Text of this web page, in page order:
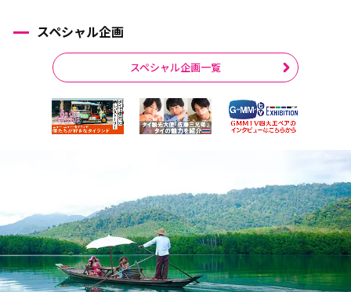
スペシャル企画
スペシャル企画一覧